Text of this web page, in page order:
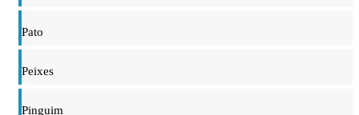
Pato
Peixes
Pinguim